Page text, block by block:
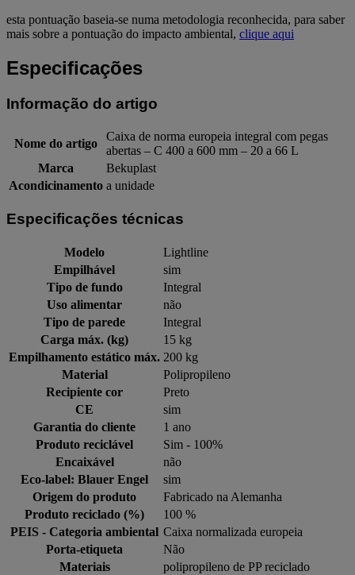
esta pontuação baseia-se numa metodologia reconhecida, para saber
mais sobre a pontuação do impacto ambiental, clique aqui
Especificações
Informação do artigo
Nome do artigo
Caixa de norma europeia integral com pegas
abertas – C 400 a 600 mm – 20 a 66 L
Marca
Bekuplast
Acondicinamento a unidade
Especificações técnicas
Modelo
Lightline
Empilhável
sim
Tipo de fundo
Integral
Uso alimentar
não
Tipo de parede
Integral
Carga máx. (kg)
15 kg
Empilhamento estático máx. 200 kg
Material
Polipropileno
Recipiente cor
Preto
CE
sim
Garantia do cliente
1 ano
Produto reciclável
Sim - 100%
Encaixável
não
Eco-label: Blauer Engel
sim
Origem do produto
Fabricado na Alemanha
Produto reciclado (%)
100 %
PEIS - Categoria ambiental Caixa normalizada europeia
Porta-etiqueta
Não
Materiais
polipropileno de PP reciclado